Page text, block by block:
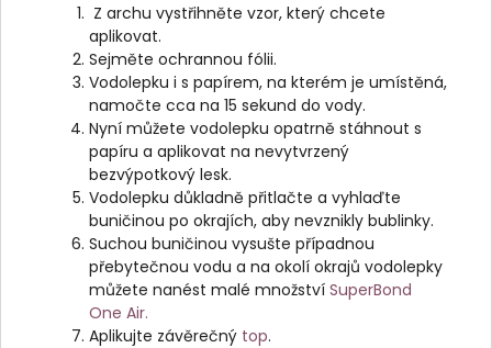
Z archu vystřihněte vzor, který chcete
aplikovat.
Sejměte ochrannou fólii.
Vodolepku i s papírem, na kterém je umístěná,
namočte cca na 15 sekund do vody.
Nyní můžete vodolepku opatrně stáhnout s
papíru a aplikovat na nevytvrzený
bezvýpotkový lesk.
Vodolepku důkladně přitlačte a vyhlaďte
buničinou po okrajích, aby nevznikly bublinky.
Suchou buničinou vysušte případnou
přebytečnou vodu a na okolí okrajů vodolepky
můžete nanést malé množství SuperBond
One Air.
Aplikujte závěrečný top.